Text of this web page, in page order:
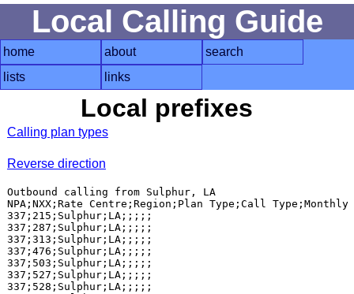
Local Calling Guide
home about
search
lists
links
Local prefixes
Calling plan types
Reverse direction
Outbound calling from Sulphur, LA
NPA;NXX;Rate Centre;Region;Plan Type;Call
337;215;Sulphur;LA;;;;;
337;287;Sulphur;LA;;;;;
337;313;Sulphur;LA;;;;;
337;476;Sulphur;LA;;;;;
337;503;Sulphur;LA;;;;;
337;527;Sulphur;LA;;;;;
337;528;Sulphur;LA;;;;;